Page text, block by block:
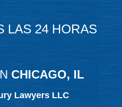
LAS 24 HORAS
CHICAGO, IL
Lawyers LLC